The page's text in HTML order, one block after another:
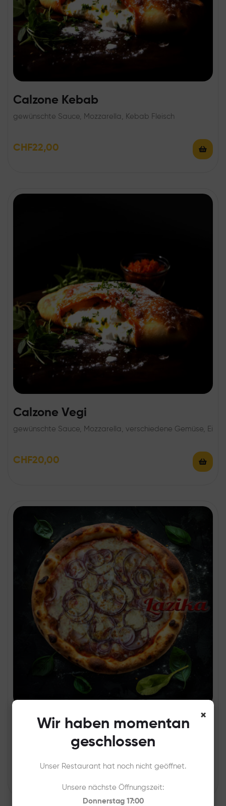
Calzone Kebab
gewünschte Sauce, Mozzarella, Kebab Fleisch
CHF22,00
Calzone Vegi
gewünschte Sauce, Mozzarella, verschiedene Gemüse, Ei
CHF20,00
Cipolla
gewünschte Sauce, Mozzarella, Zwiebeln, Oregano
×
Wir haben momentan
geschlossen
Unser Restaurant hat noch nicht geöffnet.
Unsere nächste Öffnungszeit:
Donnerstag 17:00